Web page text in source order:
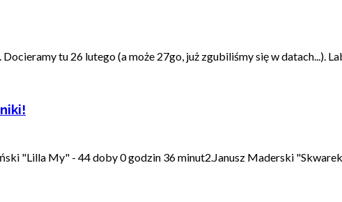
tu 26 lutego (a może 27go, już zgubiliśmy się w datach...).
"Lilla My" - 44 doby 0 godzin 36 minut2.Janusz Maderski